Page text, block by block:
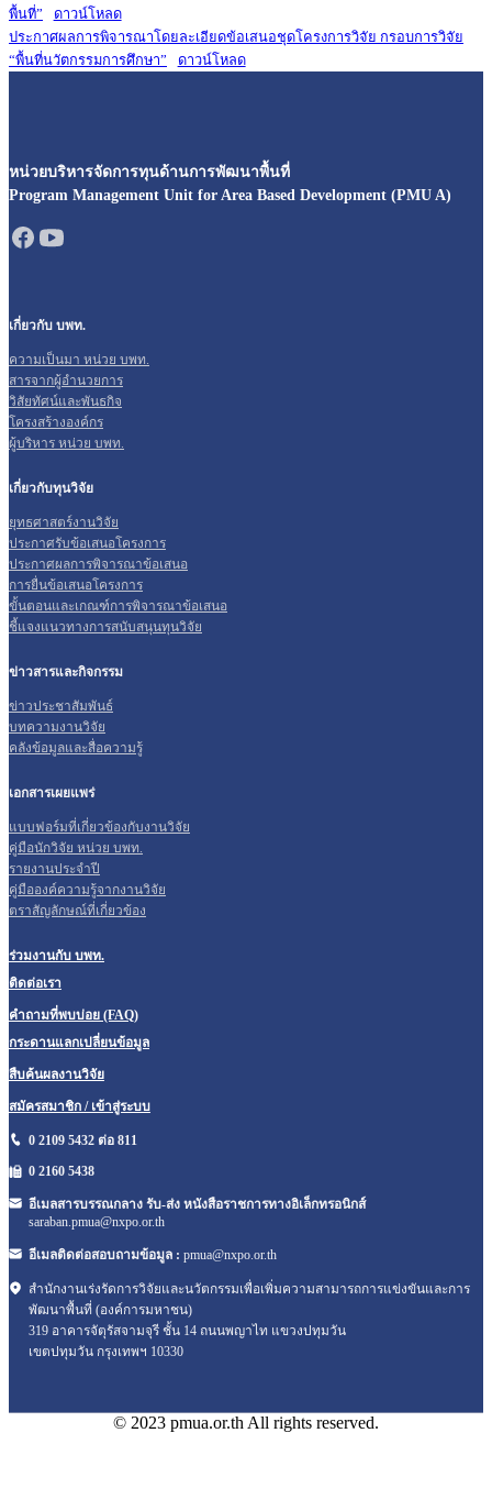
พื้นที่”
ดาวน์โหลด
ประกาศผลการพิจารณาโดยละเอียดข้อเสนอชุดโครงการวิจัย กรอบการวิจัย
“พื้นที่นวัตกรรมการศึกษา”
ดาวน์โหลด
หน่วยบริหารจัดการทุนด้านการพัฒนาพื้นที่
Program Management Unit for Area Based Development (PMU A)
เกี่ยวกับ บพท.
ความเป็นมา หน่วย บพท.
สารจากผู้อำนวยการ
วิสัยทัศน์และพันธกิจ
โครงสร้างองค์กร
ผู้บริหาร หน่วย บพท.
เกี่ยวกับทุนวิจัย
ยุทธศาสตร์งานวิจัย
ประกาศรับข้อเสนอโครงการ
ประกาศผลการพิจารณาข้อเสนอ
การยื่นข้อเสนอโครงการ
ขั้นตอนและเกณฑ์การพิจารณาข้อเสนอ
ชี้แจงแนวทางการสนับสนุนทุนวิจัย
ข่าวสารและกิจกรรม
ข่าวประชาสัมพันธ์
บทความงานวิจัย
คลังข้อมูลและสื่อความรู้
เอกสารเผยแพร่
แบบฟอร์มที่เกี่ยวข้องกับงานวิจัย
คู่มือนักวิจัย หน่วย บพท.
รายงานประจำปี
คู่มือองค์ความรู้จากงานวิจัย
ตราสัญลักษณ์ที่เกี่ยวข้อง
ร่วมงานกับ บพท.
ติดต่อเรา
คำถามที่พบบ่อย (FAQ)
กระดานแลกเปลี่ยนข้อมูล
สืบค้นผลงานวิจัย
สมัครสมาชิก / เข้าสู่ระบบ
0 2109 5432 ต่อ 811
0 2160 5438
อีเมลสารบรรณกลาง รับ-ส่ง หนังสือราชการทางอิเล็กทรอนิกส์
saraban.pmua@nxpo.or.th
อีเมลติดต่อสอบถามข้อมูล : pmua@nxpo.or.th
สำนักงานเร่งรัดการวิจัยและนวัตกรรมเพื่อเพิ่มความสามารถการแข่งขันและการ
พัฒนาพื้นที่ (องค์การมหาชน)
319 อาคารจัตุรัสจามจุรี ชั้น 14 ถนนพญาไท แขวงปทุมวัน
เขตปทุมวัน กรุงเทพฯ 10330
© 2023 pmua.or.th All rights reserved.